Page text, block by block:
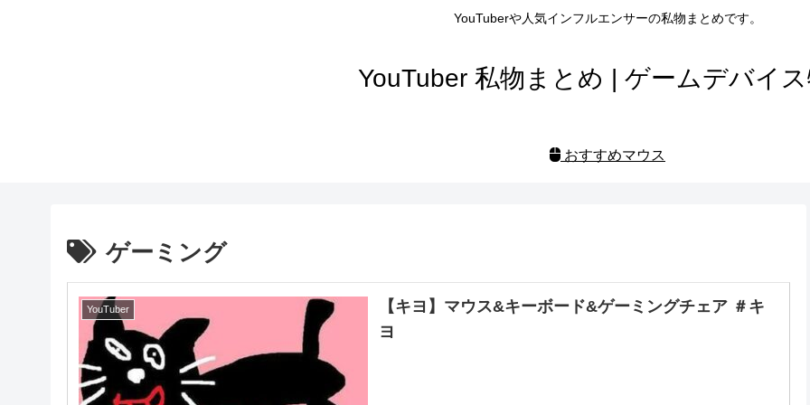
YouTuberや人気インフルエンサーの私物まとめです。
YouTuber 私物まとめ | ゲームデバイ
おすすめマウス
ゲーミング
YouTuber
【キヨ】マウス&キーボード&ゲーミングチェア ＃キ
ヨ